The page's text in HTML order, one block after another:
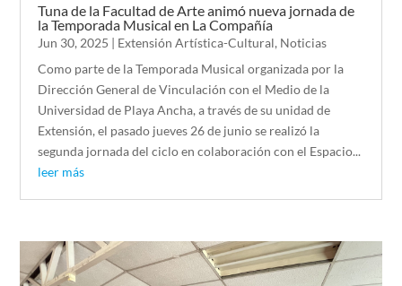
Tuna de la Facultad de Arte animó nueva jornada de
la Temporada Musical en La Compañía
Jun 30, 2025 | Extensión Artística-Cultural, Noticias
Como parte de la Temporada Musical organizada por la
Dirección General de Vinculación con el Medio de la
Universidad de Playa Ancha, a través de su unidad de
Extensión, el pasado jueves 26 de junio se realizó la
segunda jornada del ciclo en colaboración con el Espacio...
leer más